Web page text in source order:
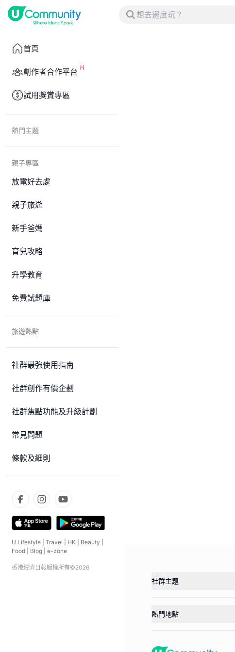
首頁
創作者合作平台
試用獎賞專區
熱門主題
親子專區
放電好去處
親子旅遊
新手爸媽
育兒攻略
升學教育
免費試題庫
旅遊熱點
社群最強使用指南
社群創作有價企劃
社群焦點功能及升級計劃
常見問題
條款及細則
U Lifestyle Travel HK Beauty
Food
Blog e-zone
香港經濟日報版權所有©2026
社群主題
熱門地點